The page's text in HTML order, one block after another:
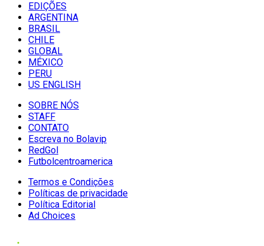
EDIÇÕES
ARGENTINA
BRASIL
CHILE
GLOBAL
MÉXICO
PERU
US ENGLISH
SOBRE NÓS
STAFF
CONTATO
Escreva no Bolavip
RedGol
Futbolcentroamerica
Termos e Condições
Políticas de privacidade
Política Editorial
Ad Choices